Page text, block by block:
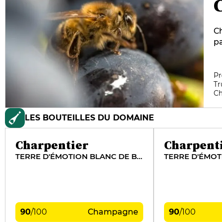
LES BOUTEILLES DU DOMAINE
Charpentier
TERRE D'ÉMOTION BLANC DE BLANCS
90/100 Champagne
TERRE
90/100